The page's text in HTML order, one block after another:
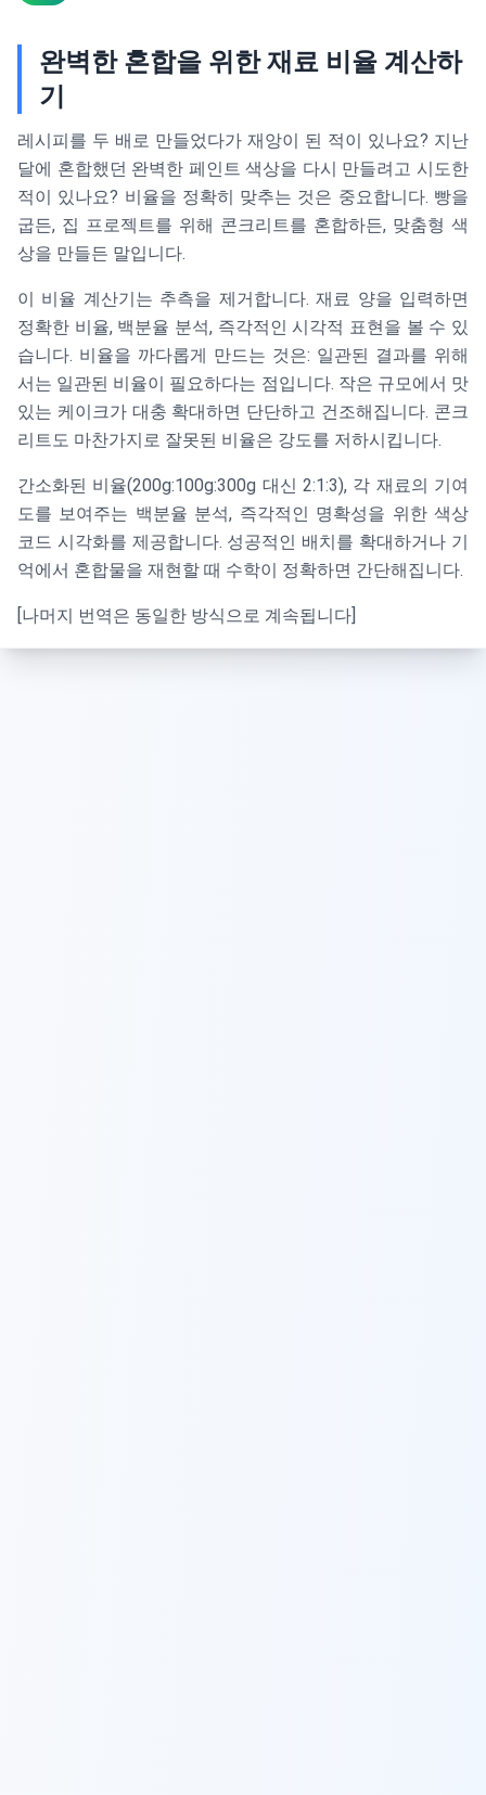
완벽한 혼합을 위한 재료 비율 계산하
기
레시피를 두 배로 만들었다가 재앙이 된 적이 있나요? 지난
달에 혼합했던 완벽한 페인트 색상을 다시 만들려고 시도한
적이 있나요? 비율을 정확히 맞추는 것은 중요합니다. 빵을
굽든, 집 프로젝트를 위해 콘크리트를 혼합하든, 맞춤형 색
상을 만들든 말입니다.
이 비율 계산기는 추측을 제거합니다. 재료 양을 입력하면
정확한 비율, 백분율 분석, 즉각적인 시각적 표현을 볼 수 있
습니다. 비율을 까다롭게 만드는 것은: 일관된 결과를 위해
서는 일관된 비율이 필요하다는 점입니다. 작은 규모에서 맛
있는 케이크가 대충 확대하면 단단하고 건조해집니다. 콘크
리트도 마찬가지로 잘못된 비율은 강도를 저하시킵니다.
간소화된 비율(200g:100g:300g 대신 2:1:3), 각 재료의 기여
도를 보여주는 백분율 분석, 즉각적인 명확성을 위한 색상
코드 시각화를 제공합니다. 성공적인 배치를 확대하거나 기
억에서 혼합물을 재현할 때 수학이 정확하면 간단해집니다.
[나머지 번역은 동일한 방식으로 계속됩니다]